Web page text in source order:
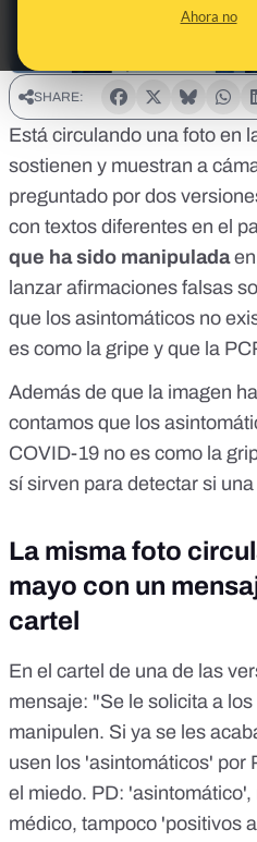
Ahora no
SHARE:
Está circulando una foto en
sostienen y muestran a
preguntado por dos
con textos diferentes en el
que ha sido manipuladaen
lanzar afirmaciones falsas
que los asintomáticos no
es como la gripe y que la
Además de que la imagen
contamos que los
COVID-19 no es como la
sí sirven para detectar si
La misma foto
mayo con un
cartel
En el cartel de una de las
mensaje: "Se le solicita a
manipulen. Si ya se les
usen los 'asintomáticos' por
el miedo. PD:
médico, tampoco 'positivos